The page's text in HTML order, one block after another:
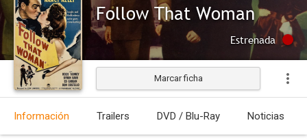
Follow That Woman
Estrenada
Marcar ficha
Información Trailers DVD / Blu-Ray Noticias